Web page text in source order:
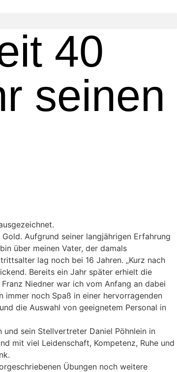
40
seinen
Aufgrund seiner langjährigen Erfahrung
über meinen Vater, der damals
lag noch bei 16 Jahren. „Kurz nach
Bereits ein Jahr später erhielt die
Niedner war ich vom Anfang an dabei
immer noch Spaß in einer hervorragenden
die Auswahl von geeignetem Personal in
sein Stellvertreter Daniel Pöhnlein in
mit viel Leidenschaft, Kompetenz, Ruhe und
Übungen noch weitere